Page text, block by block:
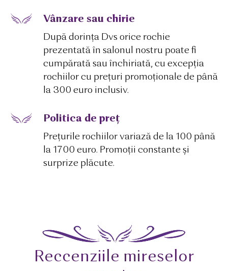
Vânzare sau chirie
După dorința Dvs orice rochie
prezentată în salonul nostru poate fi
cumpărată sau închiriată, cu excepția
rochiilor cu prețuri promoționale de până
la 300 euro inclusiv.
Politica de preț
Prețurile rochiilor variază de la 100 până
la 1700 euro. Promoții constante și
surprize plăcute.
Reccenziile mireselor